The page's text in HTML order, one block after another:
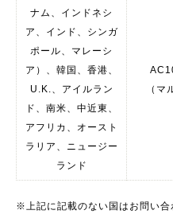
ナム、インドネシ
ア、インド、シンガ
ポール、マレーシ
ア）、韓国、香港、
U.K.、アイルラン
ド、南米、中近東、
アフリカ、オースト
ラリア、ニュージー
ランド
（マ
※上記に記載のない国はお問い合